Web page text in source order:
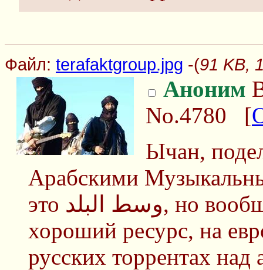
Файл: terafaktgroup.jpg -(91 KB,
Аноним
No.4780 [
Ычан,
Арабскими
это وسط البلد, но вообще было бы здорово найти
хороший ресурс, на
русских торрентах